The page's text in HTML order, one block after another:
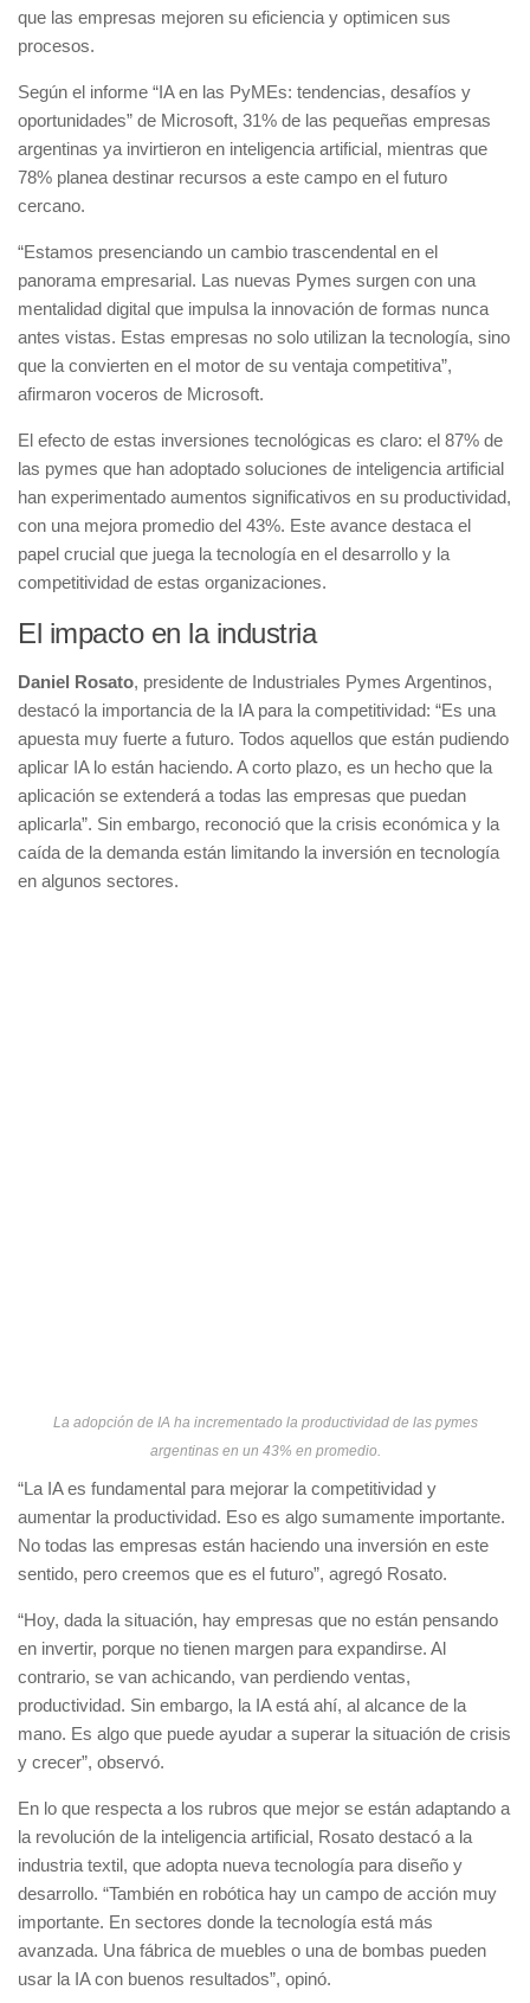
que las empresas mejoren su eficiencia y optimicen sus
procesos.
Según el informe “IA en las PyMEs: tendencias, desafíos y
oportunidades” de Microsoft, 31% de las pequeñas empresas
argentinas ya invirtieron en inteligencia artificial, mientras que
78% planea destinar recursos a este campo en el futuro
cercano.
“Estamos presenciando un cambio trascendental en el
panorama empresarial. Las nuevas Pymes surgen con una
mentalidad digital que impulsa la innovación de formas nunca
antes vistas. Estas empresas no solo utilizan la tecnología, sino
que la convierten en el motor de su ventaja competitiva”,
afirmaron voceros de Microsoft.
El efecto de estas inversiones tecnológicas es claro: el 87% de
las pymes que han adoptado soluciones de inteligencia artificial
han experimentado aumentos significativos en su productividad,
con una mejora promedio del 43%. Este avance destaca el
papel crucial que juega la tecnología en el desarrollo y la
competitividad de estas organizaciones.
El impacto en la industria
Daniel Rosato, presidente de Industriales Pymes Argentinos,
destacó la importancia de la IA para la competitividad: “Es una
apuesta muy fuerte a futuro. Todos aquellos que están pudiendo
aplicar IA lo están haciendo. A corto plazo, es un hecho que la
aplicación se extenderá a todas las empresas que puedan
aplicarla”. Sin embargo, reconoció que la crisis económica y la
caída de la demanda están limitando la inversión en tecnología
en algunos sectores.
La adopción de IA ha incrementado la productividad de las pymes
argentinas en un 43% en promedio.
“La IA es fundamental para mejorar la competitividad y
aumentar la productividad. Eso es algo sumamente importante.
No todas las empresas están haciendo una inversión en este
sentido, pero creemos que es el futuro”, agregó Rosato.
“Hoy, dada la situación, hay empresas que no están pensando
en invertir, porque no tienen margen para expandirse. Al
contrario, se van achicando, van perdiendo ventas,
productividad. Sin embargo, la IA está ahí, al alcance de la
mano. Es algo que puede ayudar a superar la situación de crisis
y crecer”, observó.
En lo que respecta a los rubros que mejor se están adaptando a
la revolución de la inteligencia artificial, Rosato destacó a la
industria textil, que adopta nueva tecnología para diseño y
desarrollo. “También en robótica hay un campo de acción muy
importante. En sectores donde la tecnología está más
avanzada. Una fábrica de muebles o una de bombas pueden
usar la IA con buenos resultados”, opinó.